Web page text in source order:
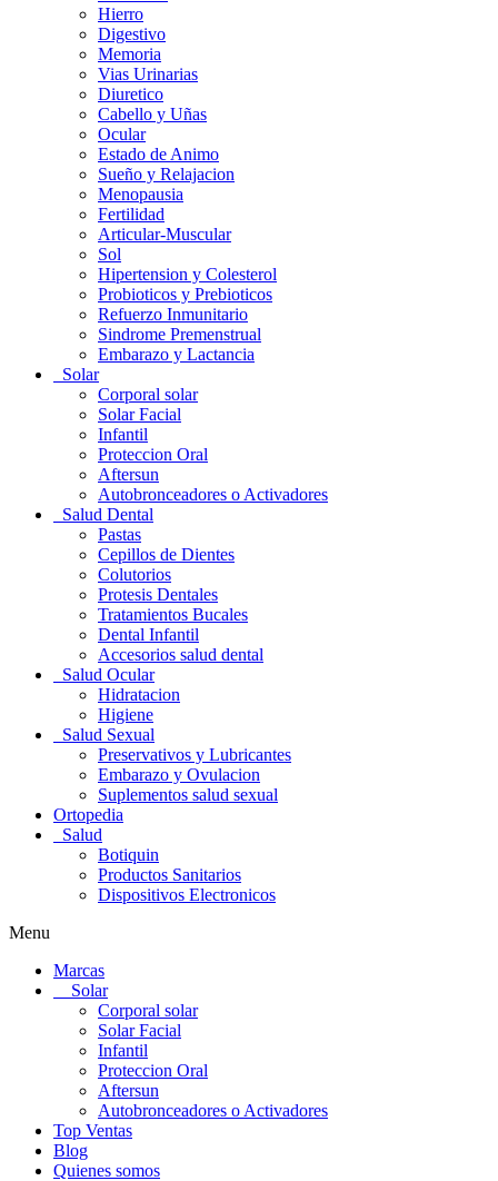
Hierro
Digestivo
Memoria
Vias Urinarias
Diuretico
Cabello y Uñas
Ocular
Estado de Animo
Sueño y Relajacion
Menopausia
Fertilidad
Articular-Muscular
Sol
Hipertension y Colesterol
Probioticos y Prebioticos
Refuerzo Inmunitario
Sindrome Premenstrual
Embarazo y Lactancia
Solar
Corporal solar
Solar Facial
Infantil
Proteccion Oral
Aftersun
Autobronceadores o Activadores
Salud Dental
Pastas
Cepillos de Dientes
Colutorios
Protesis Dentales
Tratamientos Bucales
Dental Infantil
Accesorios salud dental
Salud Ocular
Hidratacion
Higiene
Salud Sexual
Preservativos y Lubricantes
Embarazo y Ovulacion
Suplementos salud sexual
Ortopedia
Salud
Botiquin
Productos Sanitarios
Dispositivos Electronicos
Menu
Marcas
Solar
Corporal solar
Solar Facial
Infantil
Proteccion Oral
Aftersun
Autobronceadores o Activadores
Top Ventas
Blog
Quienes somos